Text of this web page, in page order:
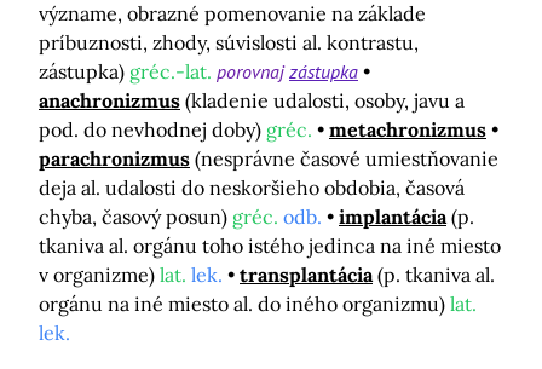
význame, obrazné pomenovanie na základe
príbuznosti, zhody, súvislosti al. kontrastu,
zástupka) gréc.-lat. porovnajzástupka
anachronizmus (kladenie udalosti, osoby, javu a
pod. do nevhodnej doby) gréc.
metachronizmus
parachronizmus (nesprávne časové umiestňovanie
deja al. udalosti do neskoršieho obdobia, časová
chyba, časový posun) gréc. odb. implantácia (p.
tkaniva al. orgánu toho istého jedinca na iné miesto
v organizme) lat. lek. transplantácia (p. tkaniva al.
orgánu na iné miesto al. do iného organizmu) lat.
lek.